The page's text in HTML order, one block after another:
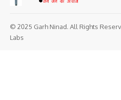
© 2025 Garh Ninad. All Rights
Labs